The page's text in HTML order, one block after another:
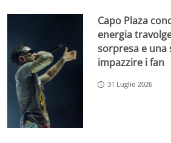
Capo Plaza
energia
sorpresa e una
impazzire i fan
31 Luglio 2026